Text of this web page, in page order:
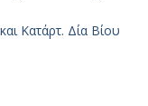
Κατάρτ. Δία Βίου